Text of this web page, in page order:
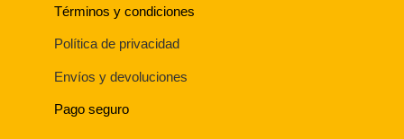
Términos y condiciones
Política de privacidad
Envíos y devoluciones
Pago seguro